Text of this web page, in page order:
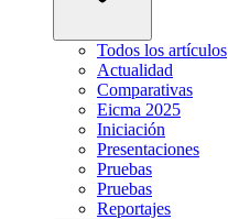
Todos los artículos
Actualidad
Comparativas
Eicma 2025
Iniciación
Presentaciones
Pruebas
Pruebas
Reportajes